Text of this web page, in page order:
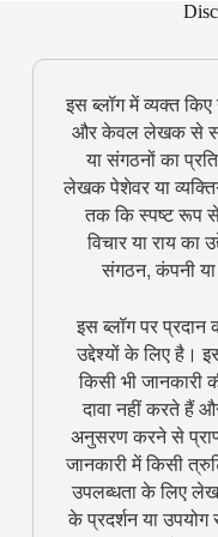
इस ब्लॉग में व्यक्त किए
और केवल लेखक से
या संगठनों का
लेखक पेशेवर या
तक कि स्पष्ट रूप
विचार या राय का
संगठन, कंपनी या
इस ब्लॉग पर
उद्देश्यों के लिए है।
किसी भी जानकारी
दावा नहीं करते हैं
अनुसरण करने से
जानकारी में किसी
उपलब्धता के लिए
के प्रदर्शन या